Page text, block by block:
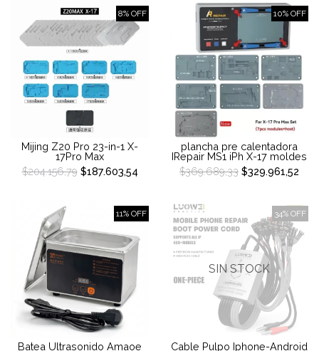
8% OFF
Mijing Z20 Pro 23-in-1 X-
17Pro Max
$204.156,79$187.603,54
10% OFF
plancha pre calentadora
IRepair MS1 iPh X-17 moldes
$369.689,33 $329.961,52
11% OFF
Batea Ultrasonido Amaoe
34% OFF
SIN STOCK
Cable Pulpo Iphone-Android